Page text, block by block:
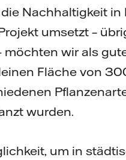
Nachhaltigkeit in
umsetzt –
wir als
Fläche von
wurden.
um in